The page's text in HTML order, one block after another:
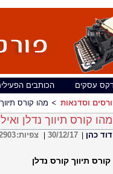
עסקים הכותבים
וסדנאות מהו קורס
מהו קורס תיווך נדלן
דוד כהן 30/12/17 צפיות:
קורס תיווך קורס נדלן